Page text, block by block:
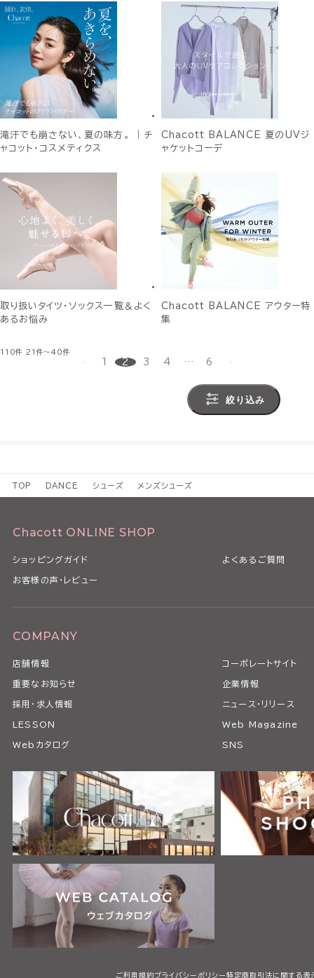
滝汗でも崩さない、夏の味方。 ｜チ
ャコット・コスメティクス
Chacott BALANCE 夏のUVジ
ャケットコーデ
取り扱いタイツ・ソックス一覧＆よく
あるお悩み
Chacott BALANCE アウター特
集
110件 21件～40件
1 2 3 4 … 6
絞り込み
TOP DANCE シューズ メンズシューズ
Chacott ONLINE SHOP
ショッピングガイド よくあるご質問
お客様の声・レビュー
COMPANY
店舗情報 コーポレートサイト
重要なお知らせ 企業情報
採用・求人情報 ニュース・リリース
LESSON Web Magazine
Webカタログ SNS
ご利用規約プライバシーポリシー特定商取引法に関する表